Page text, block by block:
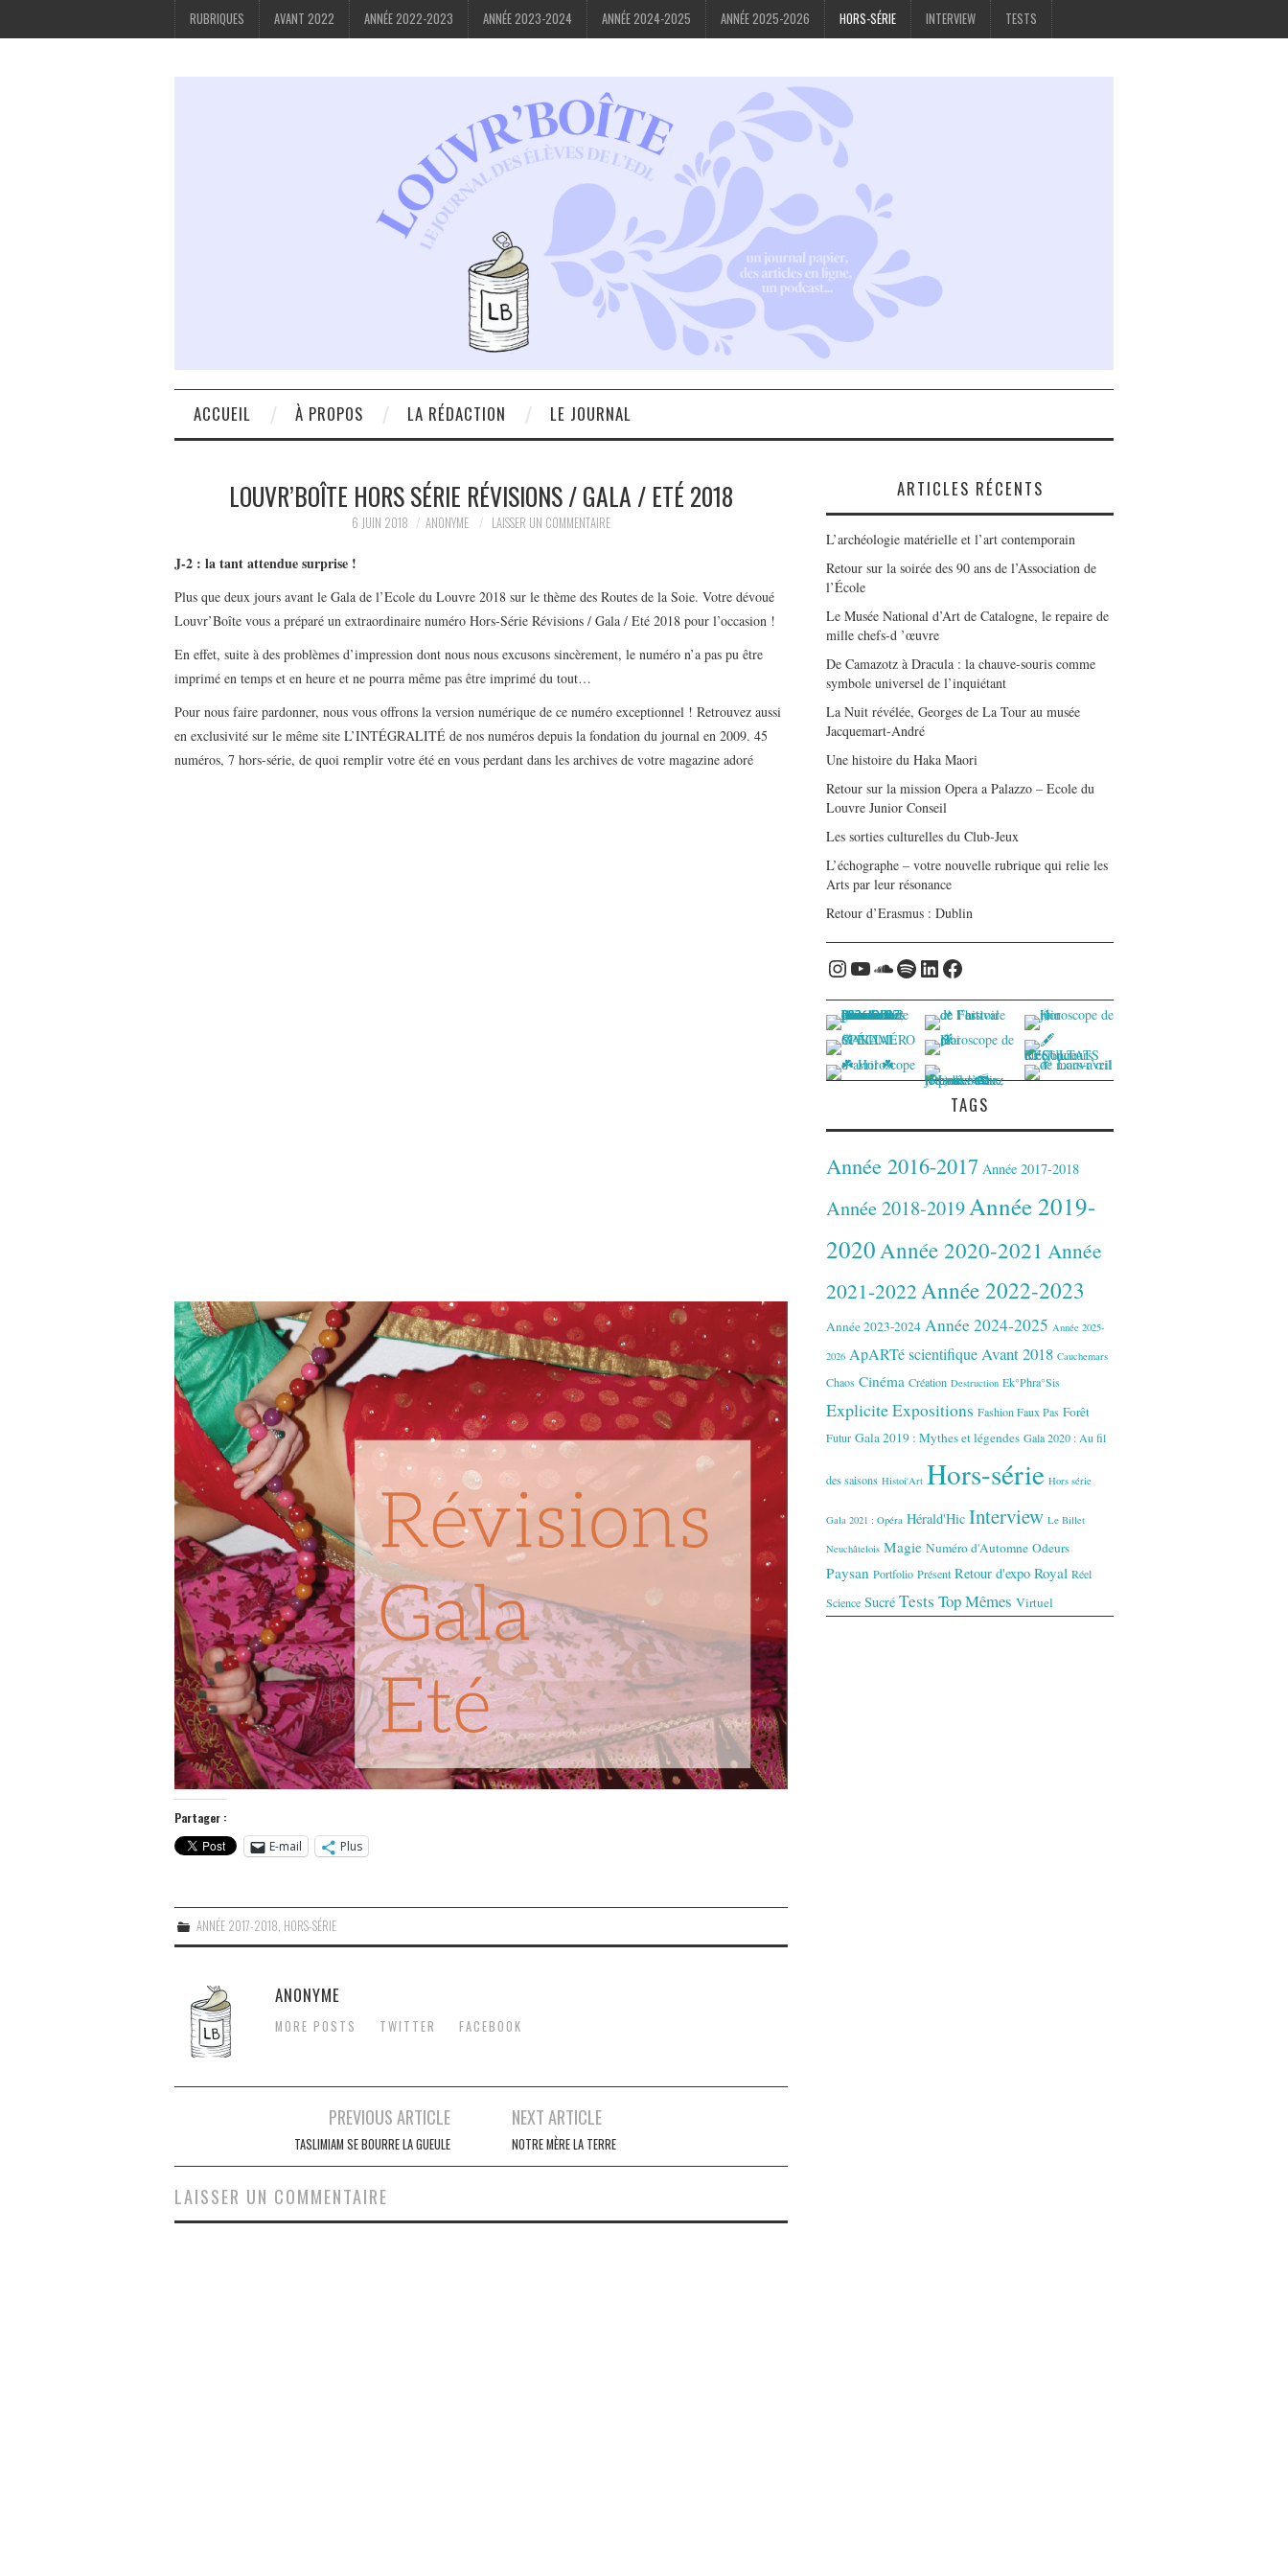
RUBRIQUES AVANT 2022 ANNÉE 2022-2023 ANNÉE 2023-2024 ANNÉE 2024-2025 ANNÉE 2025-2026 HORS-SÉRIE INTERVIEW TESTS
ACCUEIL À PROPOS LA RÉDACTION LE JOURNAL
LOUVR’BOÎTE HORS SÉRIE RÉVISIONS / GALA / ETÉ 2018
6 JUIN 2018 ANONYME LAISSER UN COMMENTAIRE
J-2 : la tant attendue surprise !
Plus que deux jours avant le Gala de l’Ecole du Louvre 2018 sur le thème des Routes de la Soie. Votre dévoué
Louvr’Boîte vous a préparé un extraordinaire numéro Hors-Série Révisions / Gala / Eté 2018 pour l’occasion !
En effet, suite à des problèmes d’impression dont nous nous excusons sincèrement, le numéro n’a pas pu être
imprimé en temps et en heure et ne pourra même pas être imprimé du tout…
Pour nous faire pardonner, nous vous offrons la version numérique de ce numéro exceptionnel ! Retrouvez aussi
en exclusivité sur le même site L’INTÉGRALITÉ de nos numéros depuis la fondation du journal en 2009. 45
numéros, 7 hors-série, de quoi remplir votre été en vous perdant dans les archives de votre magazine adoré
Partager :
E-mail
Plus
ANNÉE 2017-2018, HORS-SÉRIE
ANONYME
MORE POSTS TWITTER FACEBOOK
articles
PREVIOUS ARTICLE
TASLIMIAM SE BOURRE LA GUEULE
NEXT ARTICLE
NOTRE MÈRE LA TERRE
LAISSER UN COMMENTAIRE
ARTICLES RÉCENTS
L’archéologie matérielle et l’art contemporain
Retour sur la soirée des 90 ans de l’Association de
l’École
Le Musée National d’Art de Catalogne, le repaire de
mille chefs-d ’œuvre
De Camazotz à Dracula : la chauve-souris comme
symbole universel de l’inquiétant
La Nuit révélée, Georges de La Tour au musée
Jacquemart-André
Une histoire du Haka Maori
Retour sur la mission Opera a Palazzo – Ecole du
Louvre Junior Conseil
Les sorties culturelles du Club-Jeux
L’échographe – votre nouvelle rubrique qui relie les
Arts par leur résonance
Retour d’Erasmus : Dublin
Instagram
YouTube
Soundcloud
Spotify
LinkedIn
Facebook
TAGS
Année 2016-2017 Année 2017-2018
Année 2018-2019Année 2019-
2020Année 2020-2021 Année
2021-2022Année 2022-2023
Année 2023-2024 Année 2024-2025 Année 2025-
2026 ApARTé scientifiqueAvant 2018 Cauchemars
Chaos Cinéma Création Destruction Ek°Phra°Sis
ExpliciteExpositions Fashion Faux Pas Forêt
Futur Gala 2019 : Mythes et légendes Gala 2020 : Au fil
des saisons Histoi'Art Hors-série Hors série
Gala 2021 : Opéra Hérald'Hic Interview Le Billet
Neuchâtelois Magie Numéro d'Automne Odeurs
Paysan Portfolio Présent Retour d'expo Royal Réel
Science Sucré Tests Top Mêmes Virtuel